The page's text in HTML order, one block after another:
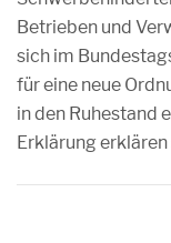
Betrieben und
sich im
für eine neue
in den Ruhestand
Erklärung